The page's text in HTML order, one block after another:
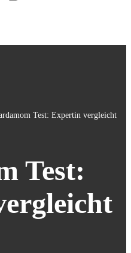
Test: Expertin vergleicht
Test: